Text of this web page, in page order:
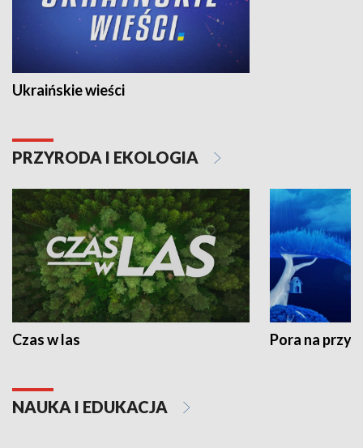
Ukraińskie wieści
PRZYRODA I EKOLOGIA
Czas w las Pora na
NAUKA I EDUKACJA